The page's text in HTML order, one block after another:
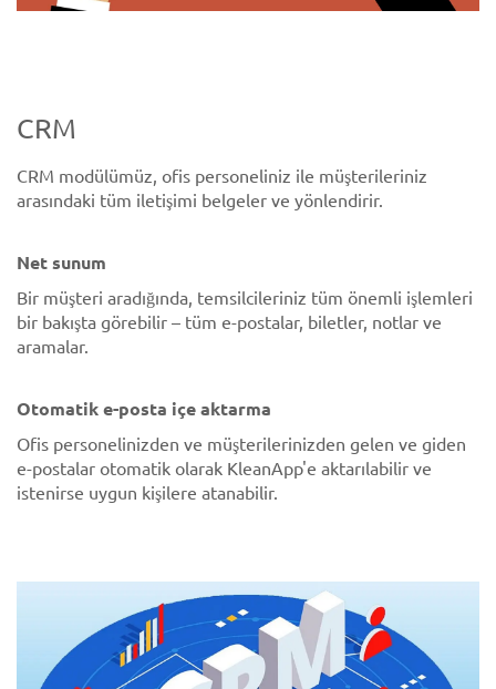
CRM
CRM modülümüz, ofis personeliniz ile müşterileriniz
arasındaki tüm iletişimi belgeler ve yönlendirir.
Net sunum
Bir müşteri aradığında, temsilcileriniz tüm önemli işlemleri
bir bakışta görebilir – tüm e-postalar, biletler, notlar ve
aramalar.
Otomatik e-posta içe aktarma
Ofis personelinizden ve müşterilerinizden gelen ve giden
e-postalar otomatik olarak KleanApp'e aktarılabilir ve
istenirse uygun kişilere atanabilir.